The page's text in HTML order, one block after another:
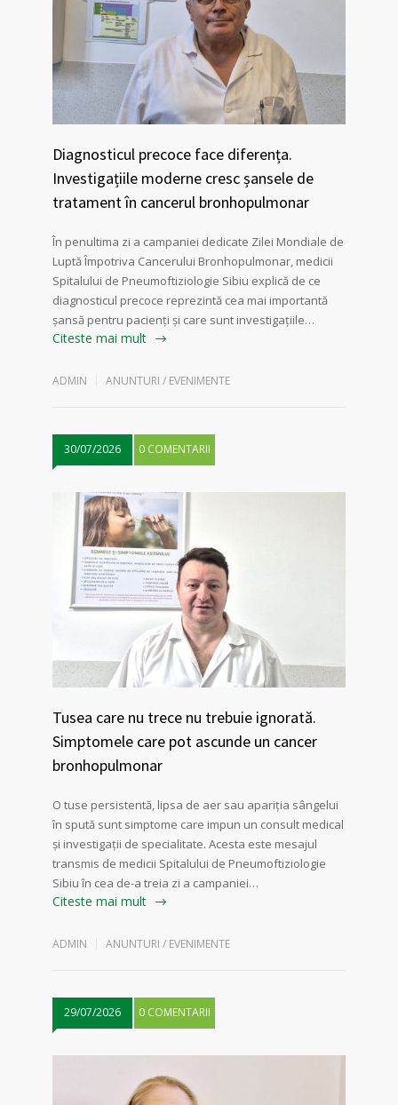
Diagnosticul precoce face diferența.
Investigațiile moderne cresc șansele de
tratament în cancerul bronhopulmonar
În penultima zi a campaniei dedicate Zilei Mondiale de
Luptă Împotriva Cancerului Bronhopulmonar, medicii
Spitalului de Pneumoftiziologie Sibiu explică de ce
diagnosticul precoce reprezintă cea mai importantă
șansă pentru pacienți și care sunt investigațiile…
Citeste mai mult
ADMIN ANUNTURI / EVENIMENTE
30/07/2026 0 COMENTARII
Tusea care nu trece nu trebuie ignorată.
Simptomele care pot ascunde un cancer
bronhopulmonar
O tuse persistentă, lipsa de aer sau apariția sângelui
în spută sunt simptome care impun un consult medical
și investigații de specialitate. Acesta este mesajul
transmis de medicii Spitalului de Pneumoftiziologie
Sibiu în cea de-a treia zi a campaniei…
Citeste mai mult
ADMIN ANUNTURI / EVENIMENTE
29/07/2026 0 COMENTARII